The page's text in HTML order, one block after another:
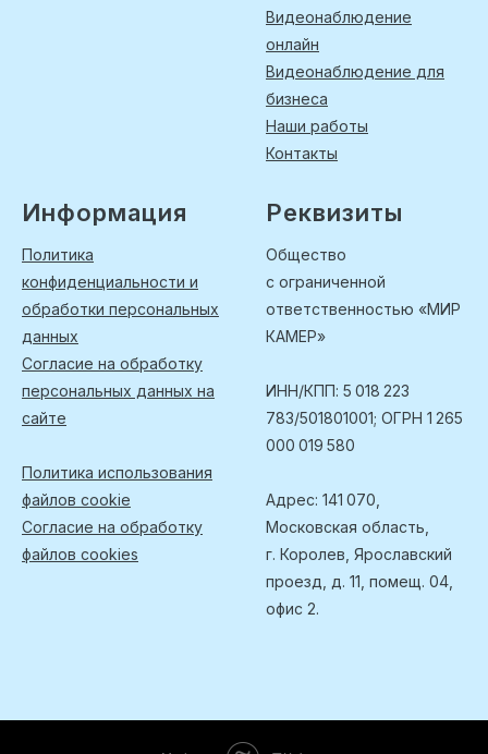
Видеонаблюдение
онлайн
Видеонаблюдение для
бизнеса
Наши работы
Контакты
Информация
Политика
конфиденциальности и
обработки персональных
данных
Согласие на обработку
персональных данных на
сайте
Политика использования
файлов cookie
Согласие на обработку
файлов cookies
Реквизиты
Общество
с ограниченной
ответственностью «МИР
КАМЕР»
ИНН/КПП: 5 018 223
783/501801001; ОГРН 1 265
000 019 580
Адрес: 141 070,
Московская область,
г. Королев, Ярославский
проезд, д. 11, помещ. 04,
офис 2.